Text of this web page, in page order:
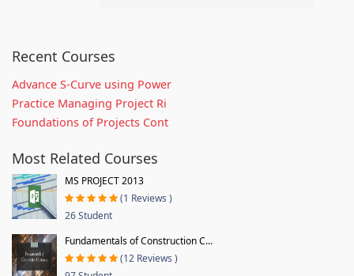
Recent Courses
Advance S-Curve using Power
Practice Managing Project Ri
Foundations of Projects Cont
Most Related Courses
MS PROJECT 2013
(1 Reviews )
26 Student
Fundamentals of Construction C...
(12 Reviews )